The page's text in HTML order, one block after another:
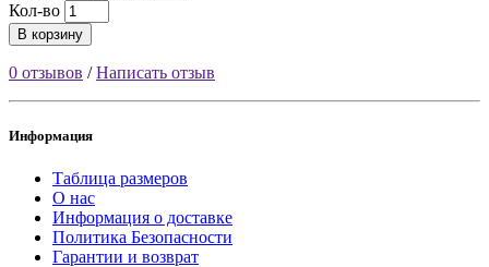
Кол-во
В корзину
0 отзывов /Написать отзыв
Информация
Таблица размеров
О нас
Информация о доставке
Политика Безопасности
Гарантии и возврат